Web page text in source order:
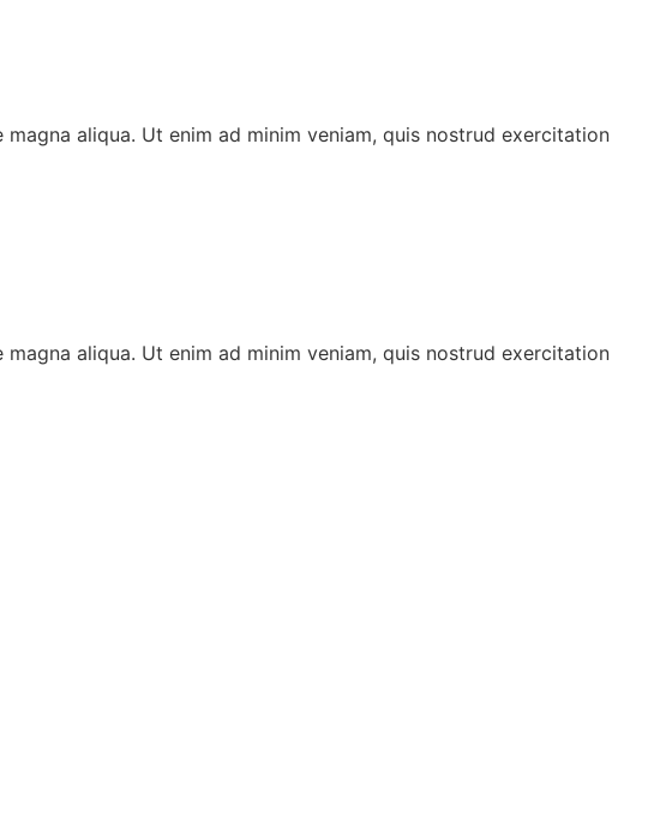
aliqua. Ut enim ad minim veniam, quis nostrud exercitation
aliqua. Ut enim ad minim veniam, quis nostrud exercitation